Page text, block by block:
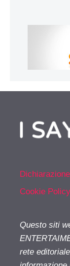
Cookie
Questo siti
rete